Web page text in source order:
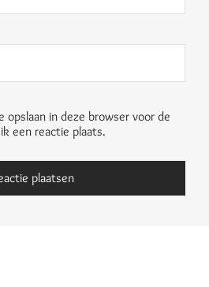
opslaan in deze browser voor de
een reactie plaats.